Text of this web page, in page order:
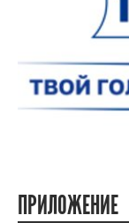
ПРИЛОЖЕНИЕ